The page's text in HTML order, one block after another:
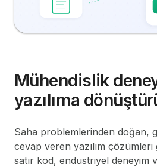
Mühendislik
yazılıma
Saha problemlerinden doğan,
cevap veren yazılım
satır kod, endüstriyel deneyim